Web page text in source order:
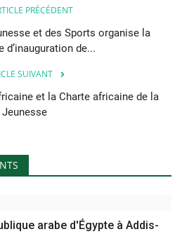
PRÉCÉDENT
et des Sports organise la
d’inauguration de...
SUIVANT
et la Charte africaine de la
Jeunesse
arabe d'Égypte à Addis-